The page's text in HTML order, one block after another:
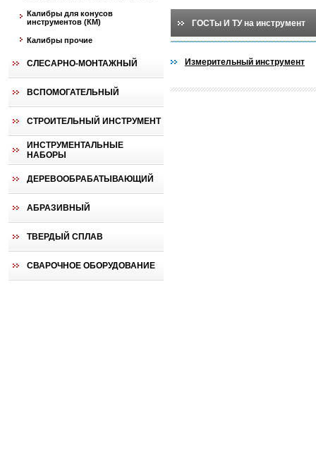
Калибры для конусов
инструментов (КМ)
Калибры прочие
СЛЕСАРНО-МОНТАЖНЫЙ
ВСПОМОГАТЕЛЬНЫЙ
СТРОИТЕЛЬНЫЙ ИНСТРУМЕНТ
ИНСТРУМЕНТАЛЬНЫЕ
НАБОРЫ
ДЕРЕВООБРАБАТЫВАЮЩИЙ
АБРАЗИВНЫЙ
ТВЕРДЫЙ СПЛАВ
СВАРОЧНОЕ ОБОРУДОВАНИЕ
ГОСТы И ТУ на инструмент
Измерительный инструмент